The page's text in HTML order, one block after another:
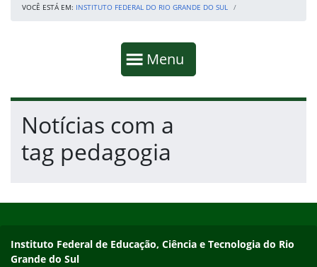
VOCÊ ESTÁ EM: INSTITUTO FEDERAL DO RIO GRANDE DO SUL
Mostrar
Menu
Fim da navegação
Início do conteúdo
Notícias com a
tag pedagogia
Contato
Instituto Federal de Educação, Ciência e Tecnologia do Rio
Grande do Sul